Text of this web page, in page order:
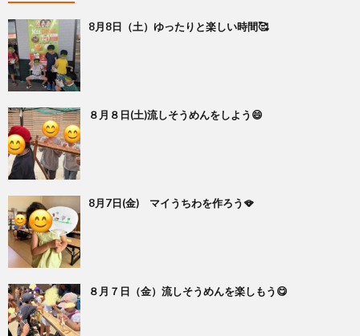
8月8日（土）ゆったりと楽しい時間🥰
８月８日(土)流しそうめんをしよう😄
8月7日(金) マイうちわを作ろう🪭
８月７日（金）流しそうめんを楽しもう😋